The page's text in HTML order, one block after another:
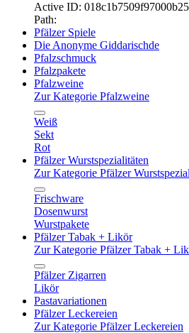
Active ID:
Path:
Pfälzer Spiele
Die Anonyme Giddarischde
Pfalzschmuck
Pfalzpakete
Pfalzweine
Zur Kategorie Pfalzweine
Weiß
Sekt
Rot
Pfälzer Wurstspezialitäten
Zur Kategorie Pfälzer
Frischware
Dosenwurst
Wurstpakete
Pfälzer Tabak + Likör
Zur Kategorie Pfälzer Tabak +
Pfälzer Zigarren
Likör
Pastavariationen
Pfälzer Leckereien
Zur Kategorie Pfälzer Leckereien